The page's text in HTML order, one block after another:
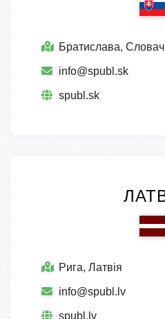
Братислава,
info@spubl.sk
spubl.sk
Рига, Латвія
info@spubl.lv
spubl.lv